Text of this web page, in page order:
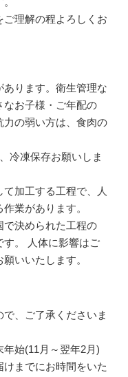
理解の程よろしくお
ります。衛生管理な
なお子様・ご年配の
の弱い方は、食肉の
冷凍保存お願いしま
加工する工程で、人
業があります。
で決められた工程の
。 人体に影響はご
いいたします。
、ご了承くださいま
始(11月～翌年2月)
までにお時間をいた